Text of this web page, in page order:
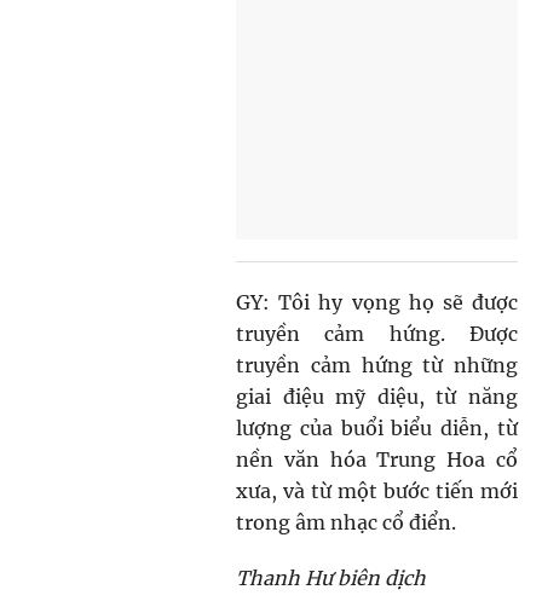
GY: Tôi hy vọng họ sẽ được
truyền cảm hứng. Được
truyền cảm hứng từ những
giai điệu mỹ diệu, từ năng
lượng của buổi biểu diễn, từ
nền văn hóa Trung Hoa cổ
xưa, và từ một bước tiến mới
trong âm nhạc cổ điển.
Thanh Hư biên dịch